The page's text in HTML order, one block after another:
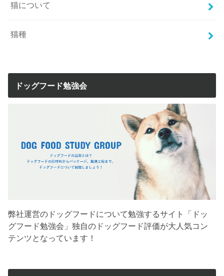
猫について
猫種
ドッグフード勉強会
弊社運営のドッグフードについて勉強するサイト「ドッ
グフード勉強会」独自のドッグフード評価が大人気コン
テンツとなっています！